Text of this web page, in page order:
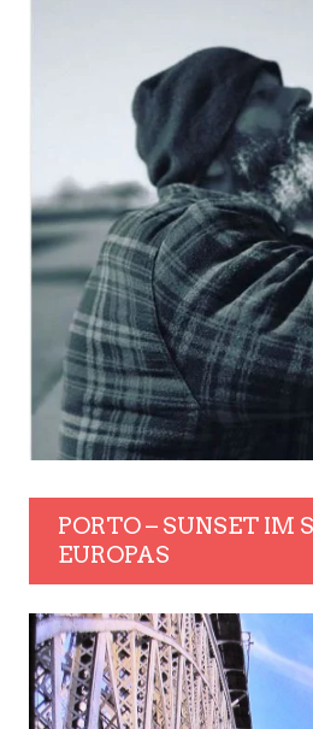
PORTO – SUNSET IM
EUROPAS